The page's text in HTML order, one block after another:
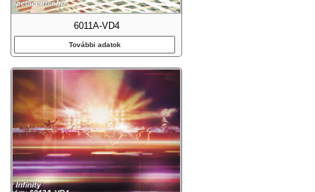
6011A-VD4
További adatok